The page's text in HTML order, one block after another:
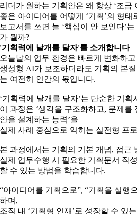
리더가 원하는 기획안은 왜 항상 ‘조금
좋은 아이디어를 어떻게 ‘기획’의 형태
보고서를 쓰면 늘 ‘핵심이 안 보인다’
가 뭘까?
'기획력에 날개를 달자'를 소개합니다
오늘날의 업무 환경은 빠르게 변화하고
생성형 AI가 보조하더라도 기획의 본
는 여전히 인간의 몫입니다.
‘기획력에 날개를 달자’는 단순한 기
이 과정은 ‘생각을 구조화하고, 문제를
안을 설계하는 능력’을
실제 사례 중심으로 익히는 실전형 프
본 과정에서는 기획의 기본 개념, 접근
실제 업무수행 시 필요한 기획문서 작
할 수 있는 방법을 학습합니다.
“아이디어를 기획으로”, “기획을 실행
하며,
조직 내 ‘기획형 인재’로 성장할 수 있